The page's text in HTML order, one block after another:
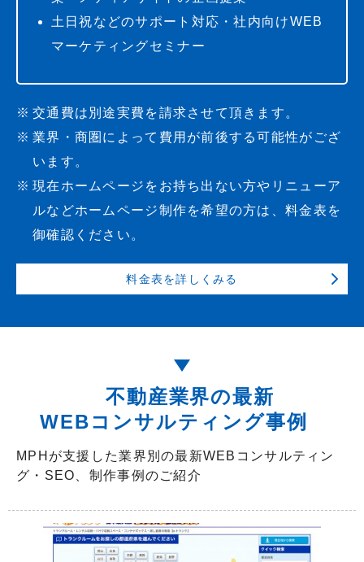
土日祝などのサポート対応・社内向けWEB
マーケティングセミナー
交通費は別途実費を請求させて頂きます。
業界・商圏によって費用が前後する可能性がござ
います。
現在ホームページをお持ち出ない方やリニューア
ルなどホームページ制作を希望の方は、料金表を
御確認ください。
料金表を詳しくみる
不動産業界の最新
WEBコンサルティング事例
MPHが支援した業界別の最新WEBコンサルティン
グ・SEO、制作事例のご紹介